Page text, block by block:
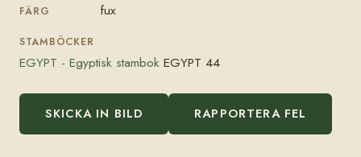
FÄRG fux
STAMBÖCKER
EGYPT - Egyptisk stambok EGYPT 44
SKICKA IN BILD RAPPORTERA FEL